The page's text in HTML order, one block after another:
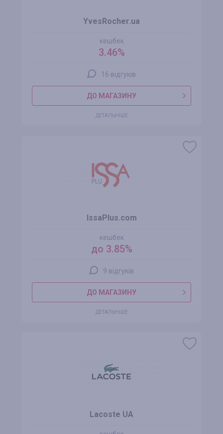
YvesRocher.ua
кешбек
3.46%
16 відгуків
ДО МАГАЗИНУ
ДЕТАЛЬНІШЕ
IssaPlus.com
кешбек
до 3.85%
9 відгуків
ДО МАГАЗИНУ
ДЕТАЛЬНІШЕ
Lacoste UA